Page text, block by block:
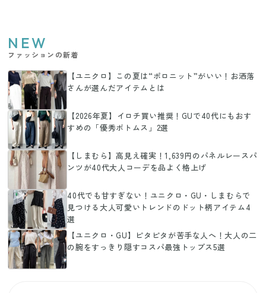
NEW
ファッションの新着
【ユニクロ】この夏は“ポロニット”がいい！お洒落
さんが選んだアイテムとは
【2026年夏】イロチ買い推奨！GUで40代にもおす
すめの「優秀ボトムス」2選
【しまむら】高見え確実！1,639円のパネルレースパ
ンツが40代大人コーデを品よく格上げ
40代でも甘すぎない！ユニクロ・GU・しまむらで
見つける大人可愛いトレンドのドット柄アイテム4
選
【ユニクロ・GU】ピタピタが苦手な人へ！大人の二
の腕をすっきり隠すコスパ最強トップス5選